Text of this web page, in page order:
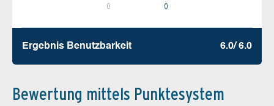
0 0
Ergebnis Benutz­barkeit 6.0/ 6.0
Bewertung mittels Punktesystem